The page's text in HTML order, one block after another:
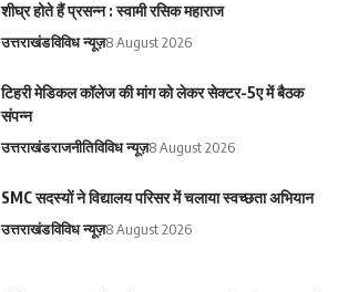
शीघ्र होते हैं प्रसन्न : स्वामी रसिक महाराज
उत्तराखंडविविध न्यूज़8 August 2026
टिहरी मेडिकल कॉलेज की मांग को लेकर सेक्टर-5ए में बैठक
संपन्न
उत्तराखंडराजनीतिविविध न्यूज़8 August 2026
SMC सदस्यों ने विद्यालय परिसर में चलाया स्वच्छता अभियान
उत्तराखंडविविध न्यूज़8 August 2026